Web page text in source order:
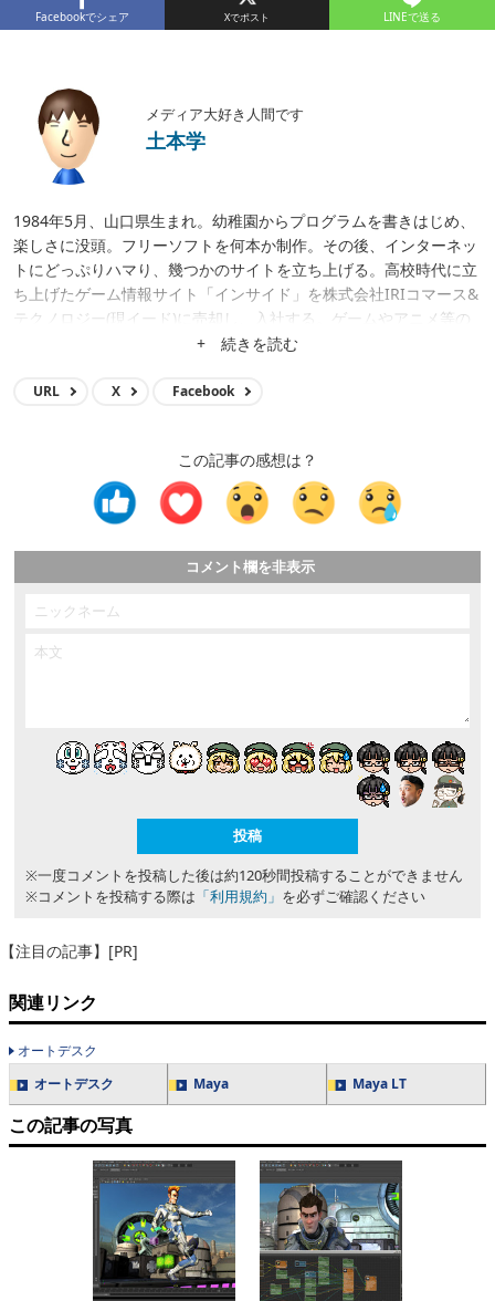
Facebookでシェア LINEで送る
メディア大好き人間です
土本学
1984年5月、山口県生まれ。幼稚園からプログラムを書きはじめ、
楽しさに没頭。フリーソフトを何本か制作。その後、インターネッ
トにどっぷりハマり、幾つかのサイトを立ち上げる。高校時代に立
ち上げたゲーム情報サイト「インサイド」を株式会社IRIコマース&
テクノロジー(現イード)に売却し、入社する。ゲームやアニメ等の
メディア運営、クロスワードアプリ開発、サイト立ち上げ、サイト
+ 続きを読む
URL X Facebook
この記事の感想は？
コメント欄を非表示
※一度コメントを投稿した後は約120秒間投稿することができません
※コメントを投稿する際は 「利用規約」 を必ずご確認ください
【注目の記事】[PR]
関連リンク
オートデスク
オートデスク
Maya Maya LT
この記事の写真